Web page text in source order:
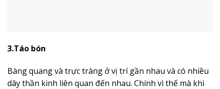
3.Táo bón
Bàng quang và trực tràng ở vị trí gần nhau và có nhiều
dây thần kinh liên quan đến nhau. Chính vì thế mà khi